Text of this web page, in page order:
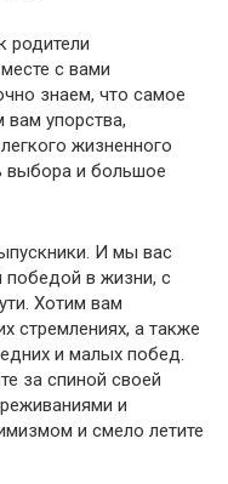
родители
с вами
знаем, что самое
упорства,
жизненного
выбора и большое
И мы вас
победой в жизни, с
Хотим вам
стремлениях, а также
и малых побед.
за спиной своей
и
и смело летите